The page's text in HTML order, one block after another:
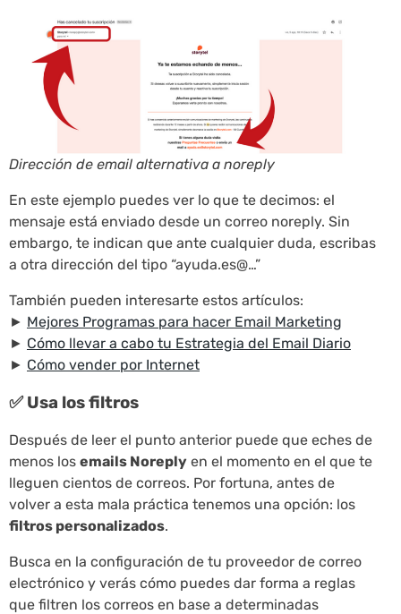
Dirección de email alternativa a noreply
En este ejemplo puedes ver lo que te decimos: el
mensaje está enviado desde un correo noreply. Sin
embargo, te indican que ante cualquier duda, escribas
a otra dirección del tipo “ayuda.es@…”
También pueden interesarte estos artículos:
► Mejores Programas para hacer Email Marketing
► Cómo llevar a cabo tu Estrategia del Email Diario
► Cómo vender por Internet
✅ Usa los filtros
Después de leer el punto anterior puede que eches de
menos los emails Noreply en el momento en el que te
lleguen cientos de correos. Por fortuna, antes de
volver a esta mala práctica tenemos una opción: los
filtros personalizados.
Busca en la configuración de tu proveedor de correo
electrónico y verás cómo puedes dar forma a reglas
que filtren los correos en base a determinadas